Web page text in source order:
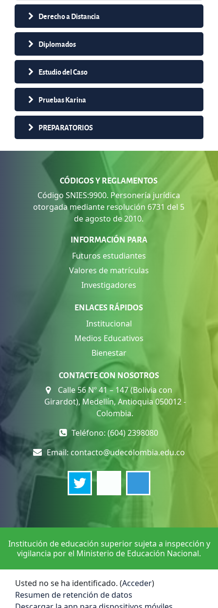
Derecho a Distancia
Diplomados
Estudio del Caso
Pruebas Karina
PREPARATORIOS
CÓDIGOS Y REGLAMENTOS
Código SNIES:9900. Personería jurídica
otorgada mediante resolución 6731 del 5
de agosto de 2010.
INFORMACIÓN PARA
Futuros estudiantes
Valores de matrículas
Investigadores
ENLACES RÁPIDOS
Institucional
Medios Educativos
Bienestar
CONTACTE CON NOSOTROS
Calle 56 Nº 41 – 147 (Bolivia con
Girardot), Medellín, Antioquia 050012 -
Colombia.
Teléfono: (604) 2398080
Email:contacto@udecolombia.edu.co
Institución de educación superior sujeta a inspección y
vigilancia por el Ministerio de Educación Nacional.
Usted no se ha identificado. (Acceder)
Resumen de retención de datos